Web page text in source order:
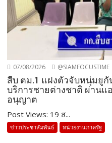
07/08/2026 @SIAMFOCUSTIME
สืบ ตม.1 แฝงตัวจับหนุ่มยู
บริการชายต่างชาติ ผ่าน
อนุญาต
Post Views: 19 ส...
ข่าวประชาสัมพันธ์ หน่วยงานภาครัฐ